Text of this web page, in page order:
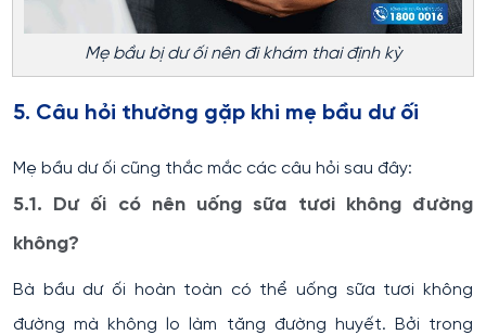
Mẹ bầu bị dư ối nên đi khám thai định kỳ
5. Câu hỏi thường gặp khi mẹ bầu dư ối
Mẹ bầu dư ối cũng thắc mắc các câu hỏi sau đây:
5.1. Dư ối có nên uống sữa tươi không đường
không?
Bà bầu dư ối hoàn toàn có thể uống sữa tươi không
đường mà không lo làm tăng đường huyết. Bởi trong